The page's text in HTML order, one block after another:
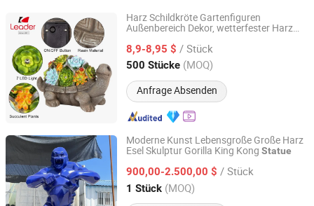
Tempel
elegante
Außendekoration
Statue
Harz Schildkröte Gartenfiguren
Außenbereich Dekor, wetterfester Harz
den Außenbereich
8,9-8,95 $ / Stück
500 Stücke (MOQ)
Anfrage Absenden
Quanzhou Leader Industry Limited
Fujian, China Seit 2017
Moderne Kunst Lebensgroße Große Harz
Esel Skulptur Gorilla King Kong Statue
900,00-2.500,00 $ / Stück
1 Stück (MOQ)
Hebei Bringfine Technology Co., Ltd.
Hebei, China Seit 2023